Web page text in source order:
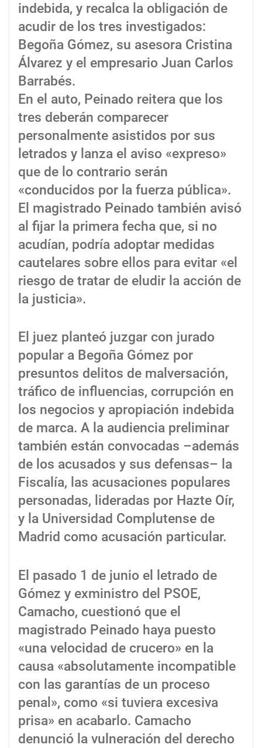
indebida, y recalca la obligación de
acudir de los tres investigados:
Begoña Gómez, su asesora Cristina
Álvarez y el empresario Juan Carlos
Barrabés.
En el auto, Peinado reitera que los
tres deberán comparecer
personalmente asistidos por sus
letrados y lanza el aviso «expreso»
que de lo contrario serán
«conducidos por la fuerza pública».
El magistrado Peinado también avisó
al fijar la primera fecha que, si no
acudían, podría adoptar medidas
cautelares sobre ellos para evitar «el
riesgo de tratar de eludir la acción de
la justicia».
El juez planteó juzgar con jurado
popular a Begoña Gómez por
presuntos delitos de malversación,
tráfico de influencias, corrupción en
los negocios y apropiación indebida
de marca. A la audiencia preliminar
también están convocadas –además
de los acusados y sus defensas– la
Fiscalía, las acusaciones populares
personadas, lideradas por Hazte Oír,
y la Universidad Complutense de
Madrid como acusación particular.
El pasado 1 de junio el letrado de
Gómez y exministro del PSOE,
Camacho, cuestionó que el
magistrado Peinado haya puesto
«una velocidad de crucero» en la
causa «absolutamente incompatible
con las garantías de un proceso
penal», como «si tuviera excesiva
prisa» en acabarlo. Camacho
denunció la vulneración del derecho